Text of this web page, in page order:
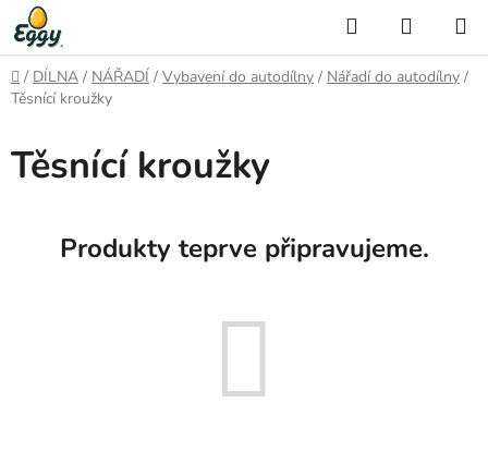
Přejít
na
obsah
Hledat
KOŠÍK
Domů
/ DÍLNA / NÁŘADÍ / Vybavení do autodílny / Nářadí do autodílny /
Těsnící kroužky
Těsnící kroužky
Produkty teprve připravujeme.